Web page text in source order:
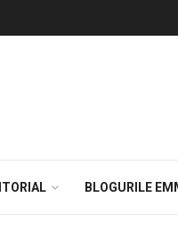
BLOGURILE